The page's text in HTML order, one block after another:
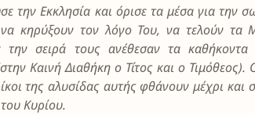
την Εκκλησία και όρισε τα μέσα για την
κηρύξουν τον λόγο Του, να τελούν τα
την σειρά τους ανέθεσαν τα
Καινή Διαθήκη ο Τίτος και ο Τιμόθεος).
της αλυσίδας αυτής φθάνουν μέχρι και
Κυρίου.